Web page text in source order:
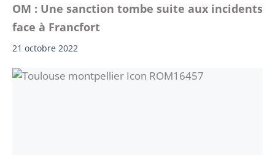
OM : Une sanction tombe suite aux incidents
face à Francfort
21 octobre 2022